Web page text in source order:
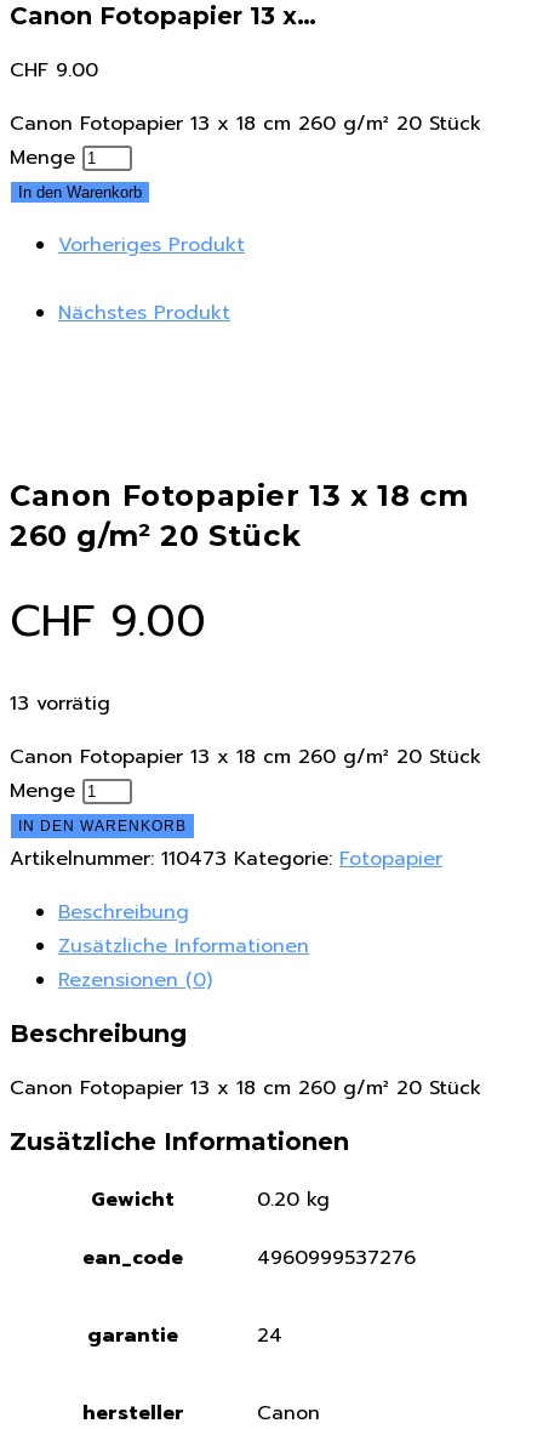
Canon Fotopapier 13 x…
CHF 9.00
Canon Fotopapier 13 x 18 cm 260 g/m² 20 Stück
Menge
In den Warenkorb
Vorheriges Produkt
Nächstes Produkt
Canon Fotopapier 13 x 18 cm
260 g/m² 20 Stück
CHF 9.00
13 vorrätig
Canon Fotopapier 13 x 18 cm 260 g/m² 20 Stück
Menge
IN DEN WARENKORB
Artikelnummer: 110473 Kategorie: Fotopapier
Beschreibung
Zusätzliche Informationen
Rezensionen (0)
Beschreibung
Canon Fotopapier 13 x 18 cm 260 g/m² 20 Stück
Zusätzliche Informationen
Gewicht
0.20 kg
ean_code
4960999537276
garantie 24
hersteller Canon